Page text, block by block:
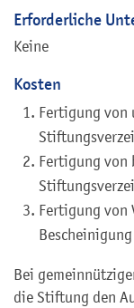
Erforderliche
Keine
Kosten
Fertigung von
Fertigung von
Fertigung von
Bescheinigung
Bei
die Stiftung den